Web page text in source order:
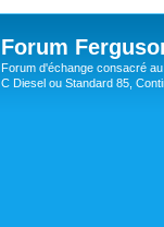
Forum
Forum d'échange consacré
C Diesel ou Standard 85,